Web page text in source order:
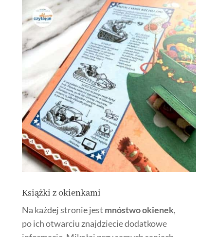
Książki z okienkami
Na każdej stronie jest mnóstwo okienek,
po ich otwarciu znajdziecie dodatkowe